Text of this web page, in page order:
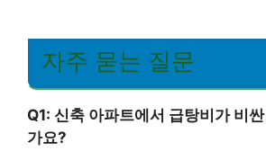
자주 묻는 질문
Q1: 신축 아파트에서 급탕비가 비
가요?